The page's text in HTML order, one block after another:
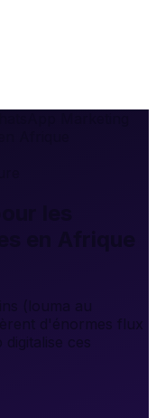
d'énormes flux
digitalise ces